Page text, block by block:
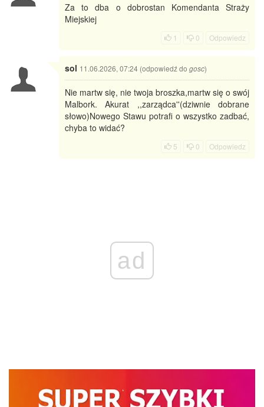
Za to dba o dobrostan Komendanta Straży
Miejskiej
1 0 Odpowiedz
sol 11.06.2026, 07:24 (odpowiedź do gosc)
Nie martw się, nie twoja broszka,martw się o swój
Malbork. Akurat ,,zarządca''(dziwnie dobrane
słowo)Nowego Stawu potrafi o wszystko zadbać,
chyba to widać?
5 0 Odpowiedz
ad